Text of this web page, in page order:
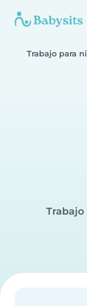
Trabajo para
Trabajo